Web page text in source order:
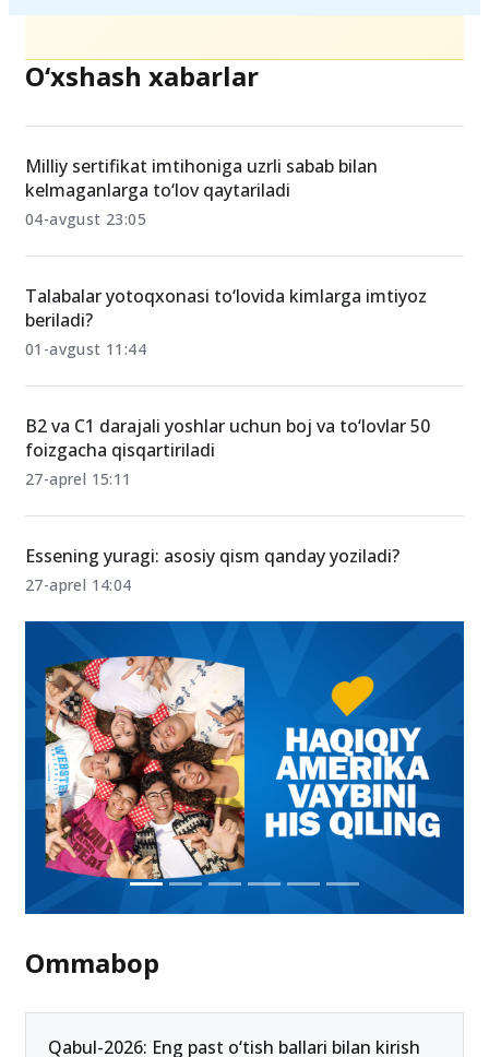
O‘xshash xabarlar
kelmaganlarga to‘lov qaytariladi
04-avgust 23:05
beriladi?
01-avgust 11:44
foizgacha qisqartiriladi
27-aprel 15:11
27-aprel 14:04
Ommabop